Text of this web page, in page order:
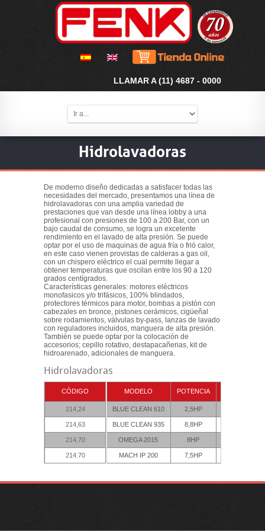
LLAMAR A (11) 4687 - 0000
Hidrolavadoras
De moderno diseño dedicadas a satisfacer todas las
necesidades del mercado, presentamos una línea de
hidrolavadoras con una amplia variedad de
prestaciones que van desde una línea lobby a una
profesional con presiones de 100 a 200 Bar, con un
bajo caudal de consumo, se logra un excelente
rendimiento en el lavado de alta presión. Se puede
optar por el uso de maquinas de agua fría o frió calor,
en este caso vienen provistas de calderas a gas oil,
con un chispero eléctrico el cual permite llegar a
obtener temperaturas que oscilan entre los 90 a 120
grados centígrados.
Características generales: motores eléctricos
monofasicos y/o trifásicos, 100% blindados,
protectores térmicos para motor, bombas a pistón con
cabezales en bronce, pistones cerámicos, cigüeñal
sobre rodamientos, válvulas by-pass, lanzas de lavado
con reguladores incluidos, manguera de alta presión.
También se puede optar por la colocación de
accesorios; cepillo rotativo, destapacañerias, kit de
hidroarenado, adicionales de manguera.
Hidrolavadoras
MODELO POTENCIA
BLUE CLEAN 610 2,5HP
BLUE CLEAN 935 8,8HP
OMEGA 2015 8HP
MACH IP 200 7,5HP
CÓDIGO
214,24
214,63
214,70
214.70